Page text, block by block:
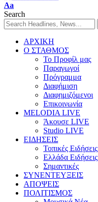
Aa
Search
ΑΡΧΙΚΗ
Ο ΣΤΑΘΜΟΣ
Το Προφίλ μας
Παραγωγοί
Πρόγραμμα
Διαφήμιση
Διαφημιζόμενοι
Επικοινωνία
MELODIA LIVE
Άκουσε LIVE
Studio LIVE
ΕΙΔΗΣΕΙΣ
Τοπικές Ειδήσεις
Ελλάδα Ειδήσεις
Σημαντικές
ΣΥΝΕΝΤΕΥΞΕΙΣ
ΑΠΟΨΕΙΣ
ΠΟΛΙΤΙΣΜΟΣ